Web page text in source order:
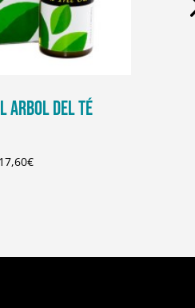
ARBOL DEL TÉ
17,60€